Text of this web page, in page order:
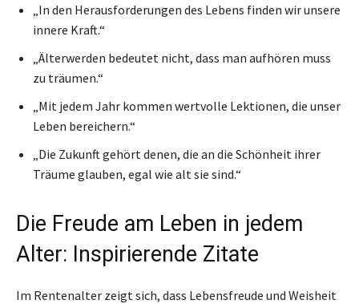
„In den Herausforderungen des Lebens finden wir unsere
innere Kraft.“
„Älterwerden bedeutet nicht, dass man aufhören muss
zu träumen.“
„Mit jedem Jahr kommen wertvolle Lektionen, die unser
Leben bereichern.“
„Die Zukunft gehört denen, die an die Schönheit ihrer
Träume glauben, egal wie alt sie sind.“
Die Freude am Leben in jedem
Alter: Inspirierende Zitate
Im Rentenalter zeigt sich, dass Lebensfreude und Weisheit